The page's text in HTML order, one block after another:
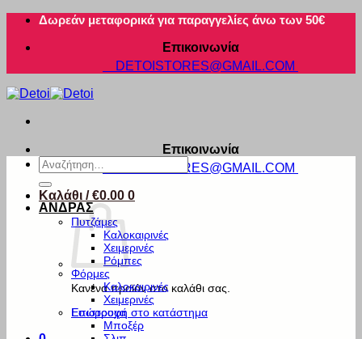
Μετάβαση
περιεχόμενο
Δωρεάν μεταφορικά για παραγγελίες άνω των 50€
Επικοινωνία
DETOISTORES@GMAIL.COM
Επικοινωνία
DETOISTORES@GMAIL.COM
Καλάθι /€0.00 0
Κανένα προϊόν στο καλάθι σας.
Επιστροφή στο κατάστημα
Αναζήτηση
για:
ΑΝΔΡΑΣ
Πυτζάμες
Καλοκαιρινές
Χειμερινές
Ρόμπες
Φόρμες
Καλοκαιρινές
Χειμερινές
Εσώρουχα
Μποξέρ